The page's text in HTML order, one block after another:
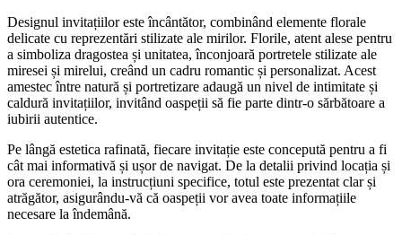
Designul invitațiilor este încântător, combinând elemente florale
delicate cu reprezentări stilizate ale mirilor. Florile, atent alese pentru
a simboliza dragostea și unitatea, înconjoară portretele stilizate ale
miresei și mirelui, creând un cadru romantic și personalizat. Acest
amestec între natură și portretizare adaugă un nivel de intimitate și
caldură invitațiilor, invitând oaspeții să fie parte dintr-o sărbătoare a
iubirii autentice.
Pe lângă estetica rafinată, fiecare invitație este concepută pentru a fi
cât mai informativă și ușor de navigat. De la detalii privind locația și
ora ceremoniei, la instrucțiuni specifice, totul este prezentat clar și
atrăgător, asigurându-vă că oaspeții vor avea toate informațiile
necesare la îndemână.